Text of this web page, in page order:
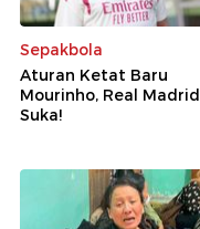
Sepakbola
Aturan Ketat Baru
Mourinho, Real Madrid
Suka!